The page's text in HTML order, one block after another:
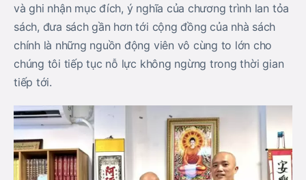
và ghi nhận mục đích, ý nghĩa của chương trình lan tỏa
sách, đưa sách gần hơn tới cộng đồng của nhà sách
chính là những nguồn động viên vô cùng to lớn cho
chúng tôi tiếp tục nỗ lực không ngừng trong thời gian
tiếp tới.